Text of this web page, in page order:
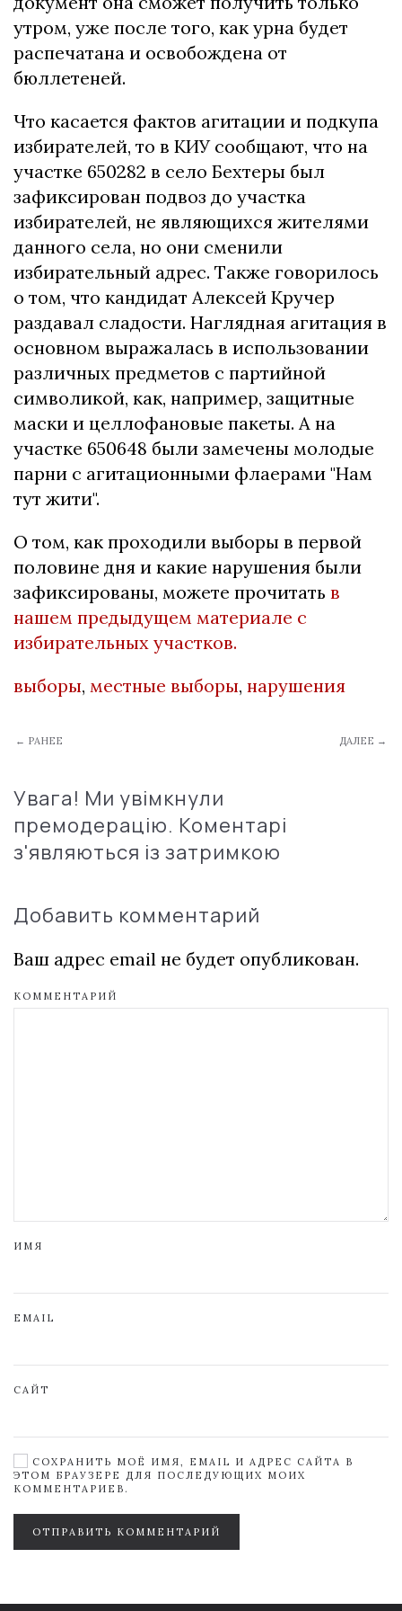
утром, уже после того, как урна будет
распечатана и освобождена от
бюллетеней.
Что касается фактов агитации и подкупа
избирателей, то в КИУ сообщают, что на
участке 650282 в село Бехтеры был
зафиксирован подвоз до участка
избирателей, не являющихся жителями
данного села, но они сменили
избирательный адрес. Также говорилось
о том, что кандидат Алексей Кручер
раздавал сладости. Наглядная агитация в
основном выражалась в использовании
различных предметов с партийной
символикой, как, например, защитные
маски и целлофановые пакеты. А на
участке 650648 были замечены молодые
парни с агитационными флаерами "Нам
тут жити".
О том, как проходили выборы в первой
половине дня и какие нарушения были
зафиксированы, можете прочитать в
нашем предыдущем материале с
избирательных участков.
выборы, местные выборы, нарушения
← РАНЕЕ ДАЛЕЕ →
Увага! Ми увімкнули
премодерацію. Коментарі
з'являються із затримкою
Добавить комментарий
Ваш адрес email не будет опубликован.
КОММЕНТАРИЙ
ИМЯ
EMAIL
САЙТ
СОХРАНИТЬ МОЁ ИМЯ, EMAIL И АДРЕС САЙТА В
ЭТОМ БРАУЗЕРЕ ДЛЯ ПОСЛЕДУЮЩИХ МОИХ
КОММЕНТАРИЕВ.
ОТПРАВИТЬ КОММЕНТАРИЙ